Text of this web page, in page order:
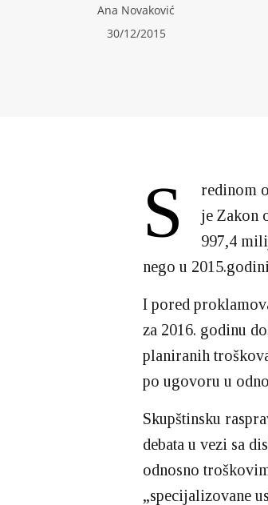
Ana Novaković
30/12/2015
S
redinom
je Zakon
997,4
nego u
I pored
za 2016. godinu
planiranih
po ugovoru u
Skupštinsku
debata u vezi sa
odnosno
„specijalizovane